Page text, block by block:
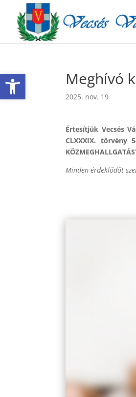
Eszköztár megnyitásaMeghívó
2025. nov. 19
Értesítjük Vecsés
CLXXXIX. törvény
Minden érdeklődőt